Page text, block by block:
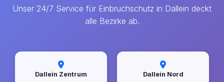
Unser 24/7 Service für Einbruchschutz in Dallein deckt
alle Bezirke ab.
Dallein Zentrum Dallein Nord